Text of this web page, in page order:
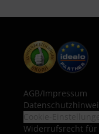
AGB/Impressum
Widerrufsrecht für